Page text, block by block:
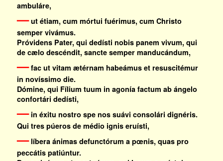
ambuláre,
—ut étiam, cum mórtui fuérimus, cum Christo
semper vivámus.
Próvidens Pater, qui dedísti nobis panem vivum, qui
de cælo descéndit, sancte semper manducándum,
—fac ut vitam ætérnam habeámus et resuscitémur
in novíssimo die.
Dómine, qui Fílium tuum in agonía factum ab ángelo
confortári dedísti,
—in éxitu nostro spe nos suávi consolári dignéris.
Qui tres púeros de médio ignis eruísti,
—líbera ánimas defunctórum a pœnis, quas pro
peccátis patiúntur.